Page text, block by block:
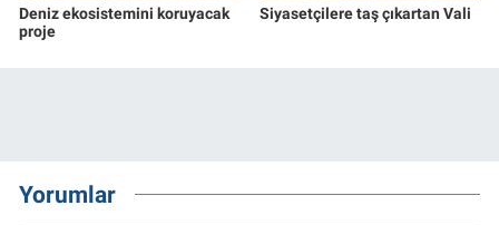
Deniz ekosistemini koruyacak
proje
Siyasetçilere taş çıkartan Vali
Yorumlar